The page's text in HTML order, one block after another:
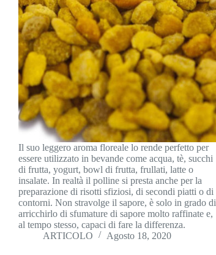
Il suo leggero aroma floreale lo rende perfetto per
essere utilizzato in bevande come acqua, tè, succhi
di frutta, yogurt, bowl di frutta, frullati, latte o
insalate. In realtà il polline si presta anche per la
preparazione di risotti sfiziosi, di secondi piatti o di
contorni. Non stravolge il sapore, è solo in grado di
arricchirlo di sfumature di sapore molto raffinate e,
al tempo stesso, capaci di fare la differenza.
ARTICOLO
Agosto 18, 2020